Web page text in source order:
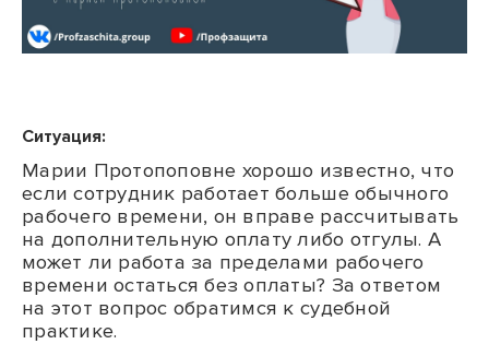
Ситуация:
Марии Протопоповне хорошо известно, что
если сотрудник работает больше обычного
рабочего времени, он вправе рассчитывать
на дополнительную оплату либо отгулы. А
может ли работа за пределами рабочего
времени остаться без оплаты? За ответом
на этот вопрос обратимся к судебной
практике.